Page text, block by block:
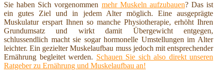
Sie haben Sich vorgenommen mehr Muskeln aufzubauen? Das ist
ein gutes Ziel und in jedem Alter möglich. Eine ausgeprägte
Muskulatur erspart Ihnen so manche Physiotherapie, erhöht Ihren
Grundumsatz und wirkt damit Übergewicht entgegen,
schlussendlich macht sie sogar hormonelle Umstellungen im Alter
leichter. Ein gezielter Muskelaufbau muss jedoch mit entsprechender
Ernährung begleitet werden. Schauen Sie sich also direkt unseren
Ratgeber zu Ernährung und Muskelaufbau an!